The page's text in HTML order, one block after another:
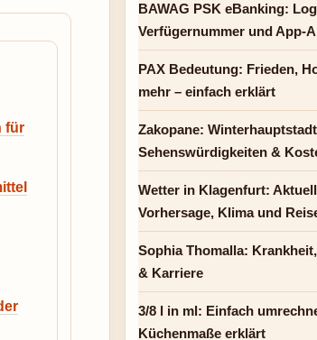
für
BAWAG PSK eBanking:
Verfügernummer und App-
PAX Bedeutung: Frieden,
mehr – einfach erklärt
Zakopane:
Sehenswürdigkeiten &
Wetter in Klagenfurt:
Vorhersage, Klima und
Sophia Thomalla:
& Karriere
3/8 l in ml: Einfach
Küchenmaße erklärt